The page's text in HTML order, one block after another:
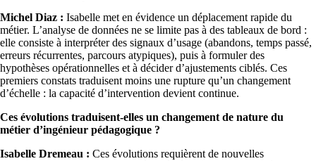
Michel Diaz : Isabelle met en évidence un déplacement rapide du
métier. L’analyse de données ne se limite pas à des tableaux de bord :
elle consiste à interpréter des signaux d’usage (abandons, temps passé,
erreurs récurrentes, parcours atypiques), puis à formuler des
hypothèses opérationnelles et à décider d’ajustements ciblés. Ces
premiers constats traduisent moins une rupture qu’un changement
d’échelle : la capacité d’intervention devient continue.
Ces évolutions traduisent-elles un changement de nature du
métier d’ingénieur pédagogique ?
Isabelle Dremeau : Ces évolutions requièrent de nouvelles